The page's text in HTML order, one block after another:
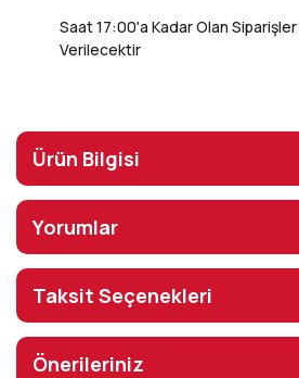
Saat 17:00'a Kadar Olan Siparişler
Verilecektir
Ürün Bilgisi
Yorumlar
Taksit Seçenekleri
Önerileriniz